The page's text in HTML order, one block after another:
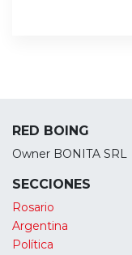
RED BOING
Owner BONITA SRL
SECCIONES
Rosario
Argentina
Política